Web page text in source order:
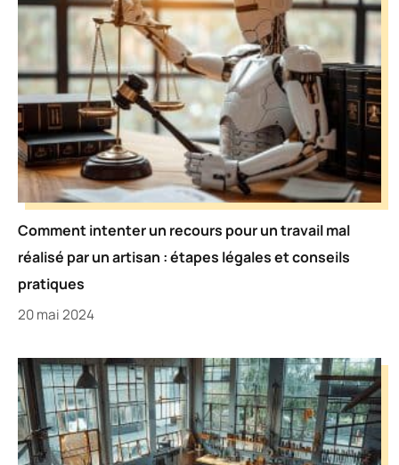
Comment intenter un recours pour un travail mal
réalisé par un artisan : étapes légales et conseils
pratiques
20 mai 2024